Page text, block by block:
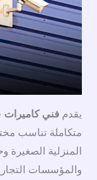
يقدمفني كاميرات – الرميثية
متكاملة تناسب
المنزلية الصغيرة
والمؤسسات